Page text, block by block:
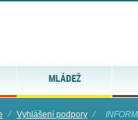
MLÁDEŽ
⁄ Vyhlášení podpory ⁄